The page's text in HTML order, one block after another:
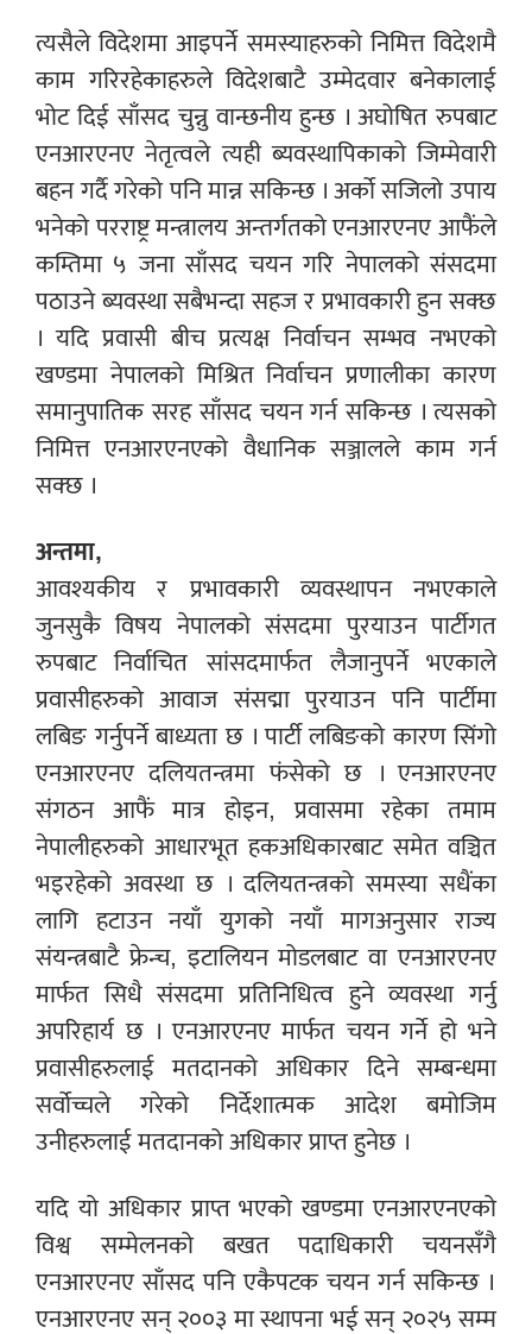
त्यसैले विदेशमा आइपर्ने समस्याहरुको निमित्त विदेशमै
काम गरिरहेकाहरुले विदेशबाटै उम्मेदवार बनेकालाई
भोट दिई साँसद चुन्नु वान्छनीय हुन्छ । अघोषित रुपबाट
एनआरएनए नेतृत्वले त्यही ब्यवस्थापिकाको जिम्मेवारी
बहन गर्दै गरेको पनि मान्न सकिन्छ । अर्को सजिलो उपाय
भनेको परराष्ट्र मन्त्रालय अन्तर्गतको एनआरएनए आफैंले
कम्तिमा ५ जना साँसद चयन गरि नेपालको संसदमा
पठाउने ब्यवस्था सबैभन्दा सहज र प्रभावकारी हुन सक्छ
। यदि प्रवासी बीच प्रत्यक्ष निर्वाचन सम्भव नभएको
खण्डमा नेपालको मिश्रित निर्वाचन प्रणालीका कारण
समानुपातिक सरह साँसद चयन गर्न सकिन्छ । त्यसको
निमित्त एनआरएनएको वैधानिक सञ्जालले काम गर्न
सक्छ ।
अन्तमा,
आवश्यकीय र प्रभावकारी व्यवस्थापन नभएकाले
जुनसुकै विषय नेपालको संसदमा पुरयाउन पार्टीगत
रुपबाट निर्वाचित सांसदमार्फत लैजानुपर्ने भएकाले
प्रवासीहरुको आवाज संसद्मा पुरयाउन पनि पार्टीमा
लबिङ गर्नुपर्ने बाध्यता छ । पार्टी लबिङको कारण सिंगो
एनआरएनए दलियतन्त्रमा फंसेको छ । एनआरएनए
संगठन आफैं मात्र होइन, प्रवासमा रहेका तमाम
नेपालीहरुको आधारभूत हकअधिकारबाट समेत वञ्चित
भइरहेको अवस्था छ । दलियतन्त्रको समस्या सधैंका
लागि हटाउन नयाँ युगको नयाँ मागअनुसार राज्य
संयन्त्रबाटै फ्रेन्च, इटालियन मोडलबाट वा एनआरएनए
मार्फत सिधै संसदमा प्रतिनिधित्व हुने व्यवस्था गर्नु
अपरिहार्य छ । एनआरएनए मार्फत चयन गर्ने हो भने
प्रवासीहरुलाई मतदानको अधिकार दिने सम्बन्धमा
सर्वोच्चले गरेको निर्देशात्मक आदेश बमोजिम
उनीहरुलाई मतदानको अधिकार प्राप्त हुनेछ ।
यदि यो अधिकार प्राप्त भएको खण्डमा एनआरएनएको
विश्व सम्मेलनको बखत पदाधिकारी चयनसँगै
एनआरएनए साँसद पनि एकैपटक चयन गर्न सकिन्छ ।
एनआरएनए सन् २००३ मा स्थापना भई सन् २०२५ सम्म